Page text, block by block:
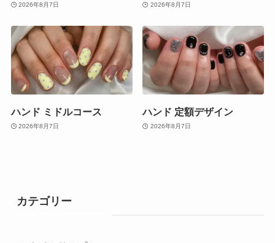
2026年8月7日 2026年8月7日
ハンド ミドルコース
2026年8月7日
ハンド 定額デザイン
2026年8月7日
カテゴリー